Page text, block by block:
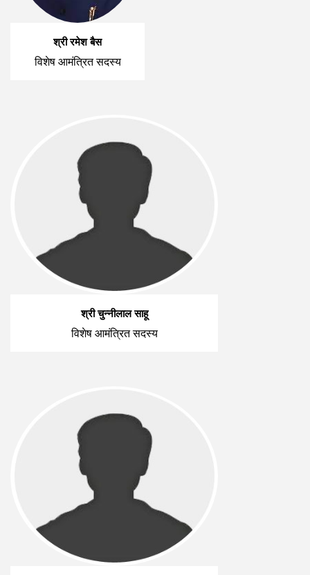
श्री रमेश बैस
विशेष आमंत्रित सदस्य
श्री चुन्नीलाल साहू
विशेष आमंत्रित सदस्य